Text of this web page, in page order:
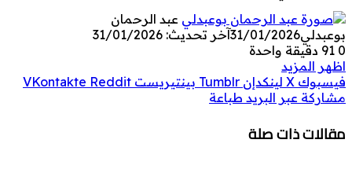
عبد الرحمان
بوعبدلي31/01/2026آخر تحديث: 31/01/2026
0
دقيقة واحدة
اظهر المزيد
فيسبوك ‫X لينكدإن بينتيريست
مشاركة عبر البريد طباعة
مقالات ذات صلة